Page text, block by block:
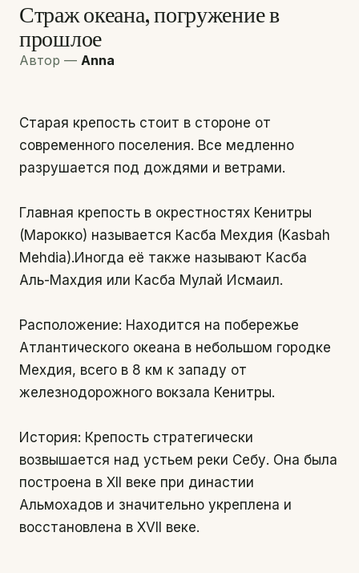
Страж океана, погружение в
прошлое
Автор — Anna
Старая крепость стоит в стороне от
современного поселения. Все медленно
разрушается под дождями и ветрами.
Главная крепость в окрестностях Кенитры
(Марокко) называется Касба Мехдия (Kasbah
Mehdia).Иногда её также называют Касба
Аль-Махдия или Касба Мулай Исмаил.
Расположение: Находится на побережье
Атлантического океана в небольшом городке
Мехдия, всего в 8 км к западу от
железнодорожного вокзала Кенитры.
История: Крепость стратегически
возвышается над устьем реки Себу. Она была
построена в XII веке при династии
Альмохадов и значительно укреплена и
восстановлена в XVII веке.